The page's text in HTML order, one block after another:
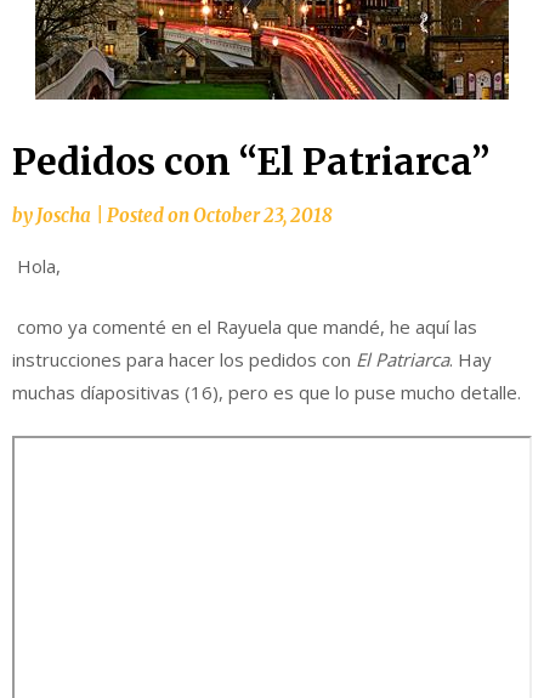
Pedidos con “El Patriarca”
byJoscha Posted onOctober 23, 2018
Hola,
como ya comenté en el Rayuela que mandé, he aquí las
instrucciones para hacer los pedidos con El Patriarca. Hay
muchas díapositivas (16), pero es que lo puse mucho detalle.